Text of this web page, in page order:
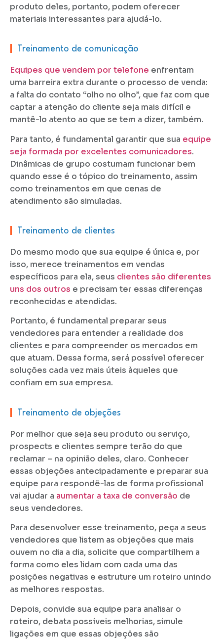
produto deles, portanto, podem oferecer
materiais interessantes para ajudá-lo.
Treinamento de comunicação
Equipes que vendem por telefone enfrentam
uma barreira extra durante o processo de venda:
a falta do contato “olho no olho”, que faz com que
captar a atenção do cliente seja mais difícil e
mantê-lo atento ao que se tem a dizer, também.
Para tanto, é fundamental garantir que sua equipe
seja formada por excelentes comunicadores.
Dinâmicas de grupo costumam funcionar bem
quando esse é o tópico do treinamento, assim
como treinamentos em que cenas de
atendimento são simuladas.
Treinamento de clientes
Do mesmo modo que sua equipe é única e, por
isso, merece treinamentos em vendas
específicos para ela, seus clientes são diferentes
uns dos outros e precisam ter essas diferenças
reconhecidas e atendidas.
Portanto, é fundamental preparar seus
vendedores para entender a realidade dos
clientes e para compreender os mercados em
que atuam. Dessa forma, será possível oferecer
soluções cada vez mais úteis àqueles que
confiam em sua empresa.
Treinamento de objeções
Por melhor que seja seu produto ou serviço,
prospects e clientes sempre terão do que
reclamar – na opinião deles, claro. Conhecer
essas objeções antecipadamente e preparar sua
equipe para respondê-las de forma profissional
vai ajudar a aumentar a taxa de conversão de
seus vendedores.
Para desenvolver esse treinamento, peça a seus
vendedores que listem as objeções que mais
ouvem no dia a dia, solicite que compartilhem a
forma como eles lidam com cada uma das
posições negativas e estruture um roteiro unindo
as melhores respostas.
Depois, convide sua equipe para analisar o
roteiro, debata possíveis melhorias, simule
ligações em que essas objeções são